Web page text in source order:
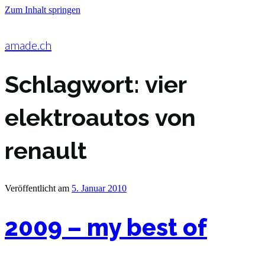
Zum Inhalt springen
amade.ch
Schlagwort: vier
elektroautos von
renault
Veröffentlicht am 5. Januar 2010
2009 – my best of